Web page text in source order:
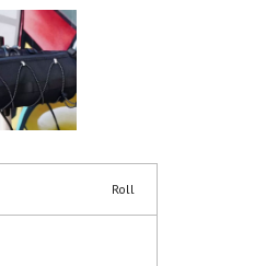
Roll